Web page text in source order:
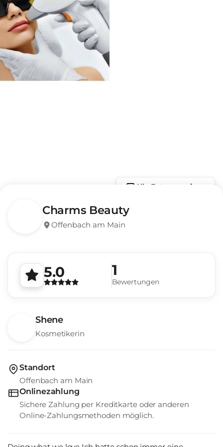
Alle Fotos anzeigen
Charms Beauty
Offenbach am Main
5.0 1
Bewertungen
Shene
Kosmetikerin
Standort
Offenbach am Main
Onlinezahlung
Sichere Zahlung per Kreditkarte oder anderen
Online-Zahlungsmethoden möglich.